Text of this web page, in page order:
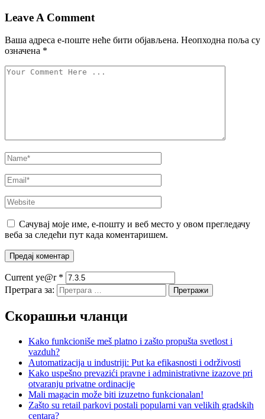
Leave A Comment
Ваша адреса е-поште неће бити објављена. Неопходна поља су
означена *
Сачувај моје име, е-пошту и веб место у овом прегледачу
веба за следећи пут када коментаришем.
Current ye@r *
Претрага за:
Скорашњи чланци
Kako funkcioniše meš platno i zašto propušta svetlost i
vazduh?
Automatizacija u industriji: Put ka efikasnosti i održivosti
Kako uspešno prevazići pravne i administrativne izazove pri
otvaranju privatne ordinacije
Mali magacin može biti izuzetno funkcionalan!
Zašto su retail parkovi postali popularni van velikih gradskih
centara?